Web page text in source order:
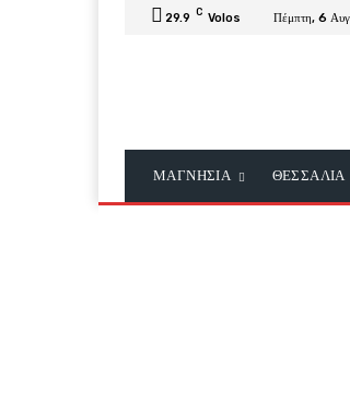
29.9 C Volos Πέμπτη, 6
ΜΑΓΝΗΣΙΑ ΘΕΣΣΑΛΙΑ